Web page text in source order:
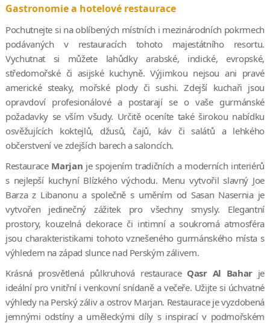
Gastronomie a hotelové restaurace
Pochutnejte si na oblíbených místních i mezinárodních pokrmech
podávaných v restauracích tohoto majestátního resortu.
Vychutnat si můžete lahůdky arabské, indické, evropské,
středomořské či asijské kuchyně. Výjimkou nejsou ani pravé
americké steaky, mořské plody či sushi. Zdejší kuchaři jsou
opravdoví profesionálové a postarají se o vaše gurmánské
požadavky se vším všudy. Určitě oceníte také širokou nabídku
osvěžujících koktejlů, džusů, čajů, káv či salátů a lehkého
občerstvení ve zdejších barech a saloncích.
Restaurace Marjan je spojením tradičních a moderních interiérů
s nejlepší kuchyní Blízkého východu. Menu vytvořil slavný Joe
Barza z Libanonu a společně s uměním od Sasan Nasernia je
vytvořen jedinečný zážitek pro všechny smysly. Elegantní
prostory, kouzelná dekorace či intimní a soukromá atmosféra
jsou charakteristikami tohoto vznešeného gurmánského místa s
výhledem na západ slunce nad Perským zálivem.
Krásná prosvětlená půlkruhová restaurace Qasr Al Baharje
ideální pro vnitřní i venkovní snídaně a večeře. Užijte si úchvatné
výhledy na Perský záliv a ostrov Marjan. Restaurace je vyzdobená
jemnými odstíny a uměleckými díly s inspirací v podmořském